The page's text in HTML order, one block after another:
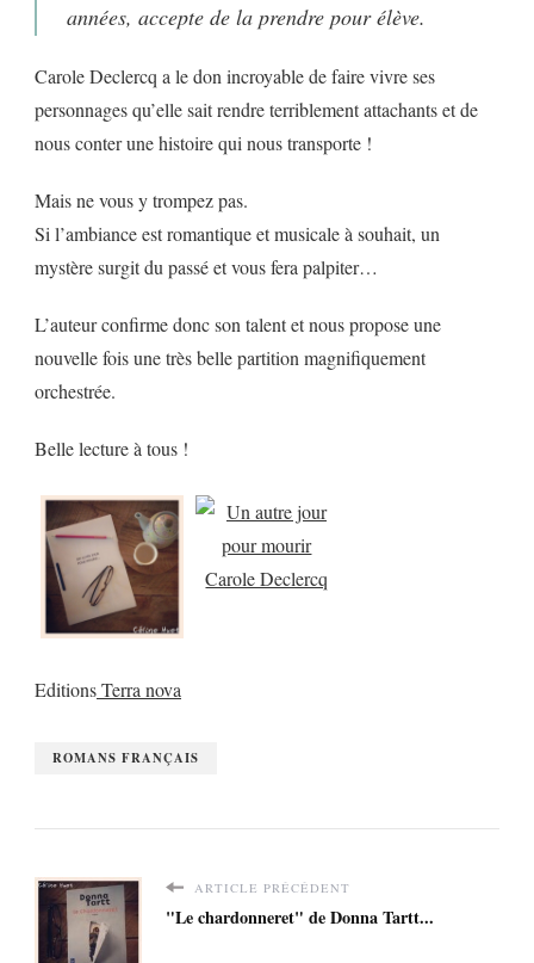
années, accepte de la prendre pour élève.
Carole Declercq a le don incroyable de faire vivre ses
personnages qu’elle sait rendre terriblement attachants et de
nous conter une histoire qui nous transporte !
Mais ne vous y trompez pas.
Si l’ambiance est romantique et musicale à souhait, un
mystère surgit du passé et vous fera palpiter…
L’auteur confirme donc son talent et nous propose une
nouvelle fois une très belle partition magnifiquement
orchestrée.
Belle lecture à tous !
EditionsTerra nova
ROMANS FRANÇAIS
ARTICLE PRÉCÉDENT
"Le chardonneret" de Donna Tartt...